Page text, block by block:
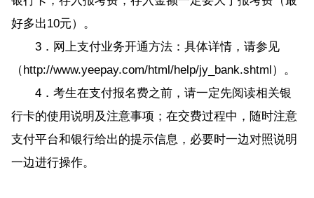
好多出10元）。
3．网上支付业务开通方法：具体详情，请参见
（http://www.yeepay.com/html/help/jy_bank.shtml）。
4．考生在支付报名费之前，请一定先阅读相关银
行卡的使用说明及注意事项；在交费过程中，随时注意
支付平台和银行给出的提示信息，必要时一边对照说明
一边进行操作。